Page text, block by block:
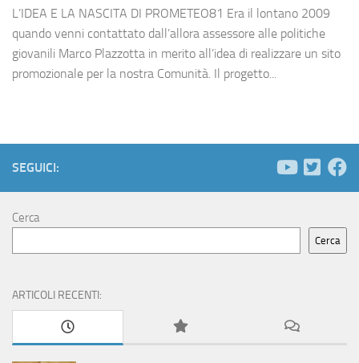
L’IDEA E LA NASCITA DI PROMETEO81 Era il lontano 2009
quando venni contattato dall’allora assessore alle politiche
giovanili Marco Plazzotta in merito all’idea di realizzare un sito
promozionale per la nostra Comunità. Il progetto...
SEGUICI:
Cerca
Cerca
ARTICOLI RECENTI: